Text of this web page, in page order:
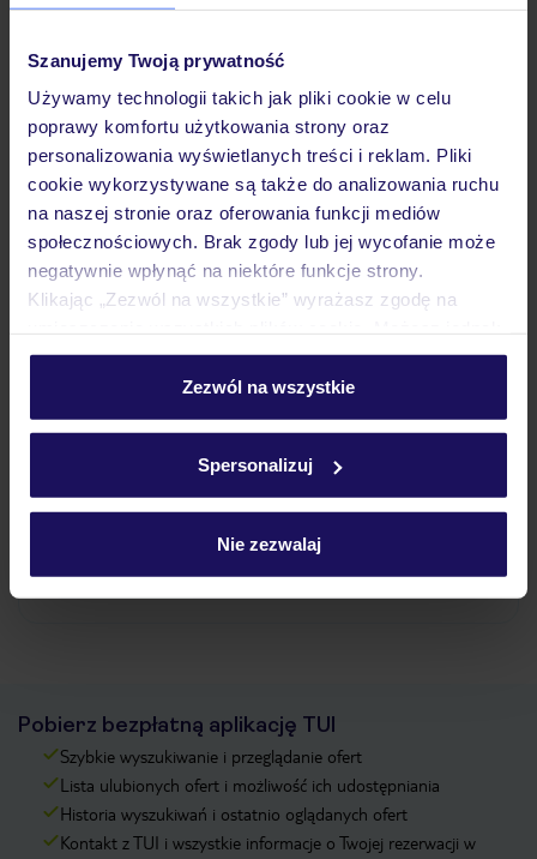
Szanujemy Twoją prywatność
Używamy technologii takich jak pliki cookie w celu
poprawy komfortu użytkowania strony oraz
personalizowania wyświetlanych treści i reklam. Pliki
cookie wykorzystywane są także do analizowania ruchu
na naszej stronie oraz oferowania funkcji mediów
społecznościowych. Brak zgody lub jej wycofanie może
negatywnie wpłynąć na niektóre funkcje strony.
Klikając „Zezwól na wszystkie” wyrażasz zgodę na
personalizować swój wybór wchodząc w zakładkę
Szczegółowe informacje o plikach cookie znajdziesz
Zezwól na wszystkie
Spersonalizuj
Nie zezwalaj
Wyżywienie
Atrakcje
Ważne informacje
Często zadawane pytania
Czy w Hotelu będzie przedstawiciel TUI?
Na jakiej podstawie i gdzie otrzymam karty
Zobacz więcej
Pobierz bezpłatną aplikację TUI
Szybkie wyszukiwanie i przeglądanie ofert
Lista ulubionych ofert i możliwość ich udostępniania
Historia wyszukiwań i ostatnio oglądanych ofert
Kontakt z TUI i wszystkie informacje o Twojej rezerwacji w